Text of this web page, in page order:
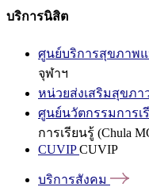
บริการนิสิต
ศูนย์บริการสุขภาพ
จุฬาฯ
หน่วยส่งเสริมสุขภา
ศูนย์นวัตกรรมการเ
การเรียนรู้ (Chula
CUVIPCUVIP
บริการสังคม